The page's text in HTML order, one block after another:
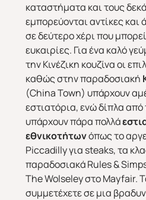
καταστήματα και τους
εμπορεύονται αντίκες και
σε δεύτερο χέρι που
ευκαιρίες. Για ένα καλό
την Κινέζικη κουζίνα οι
καθώς στην παραδοσιακή
(China Town) υπάρχουν
εστιατόρια, ενώ δίπλα από
υπάρχουν πάρα πολλά
εθνικοτήτωνόπως το
Piccadilly για steaks, τα
παραδοσιακά Rules &
The Wolseley στο Mayfair.
συμμετέχετε σε μια